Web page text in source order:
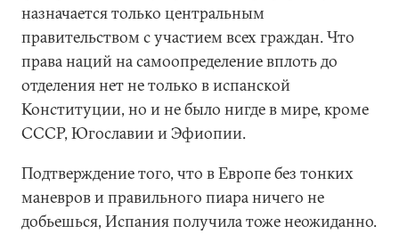
назначается только центральным
правительством с участием всех граждан. Что
права наций на самоопределение вплоть до
отделения нет не только в испанской
Конституции, но и не было нигде в мире, кроме
СССР, Югославии и Эфиопии.
Подтверждение того, что в Европе без тонких
маневров и правильного пиара ничего не
добьешься, Испания получила тоже неожиданно.